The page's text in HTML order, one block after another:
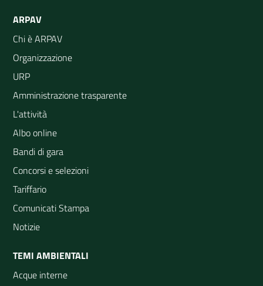
ARPAV
Chi è ARPAV
Organizzazione
URP
Amministrazione trasparente
L'attività
Albo online
Bandi di gara
Concorsi e selezioni
Tariffario
Comunicati Stampa
Notizie
TEMI AMBIENTALI
Acque interne